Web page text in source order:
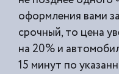
оформления вами
срочный, то цена
на 20% и
15 минут по